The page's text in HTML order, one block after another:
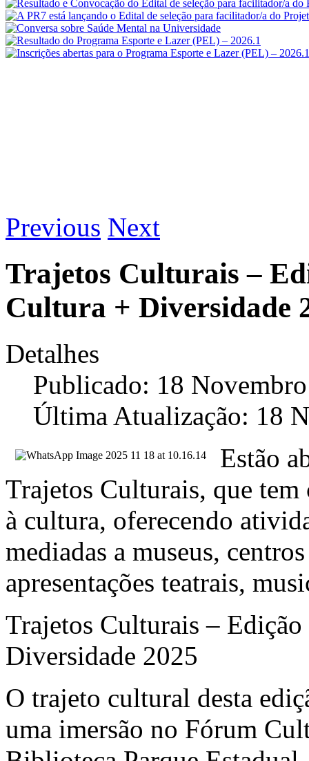
Previous Next
Trajetos Culturais –
Cultura + Diversidade
Detalhes
Publicado: 18
Última Atualização: 18
Estão
Trajetos Culturais, que tem
à cultura, oferecendo
mediadas a museus,
apresentações teatrais,
Trajetos Culturais –
Diversidade 2025
O trajeto cultural desta
uma imersão no Fórum